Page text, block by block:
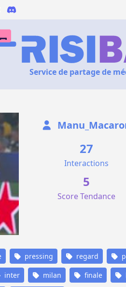
Service de partage de
27
Interactions
5
Score Tendance
pressing regard
inter milan finale